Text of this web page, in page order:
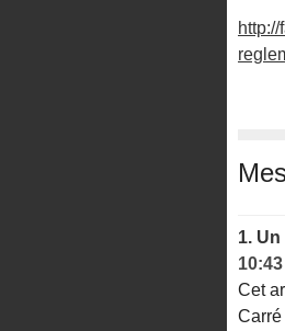
1. Un
10:43
Cet
Carré